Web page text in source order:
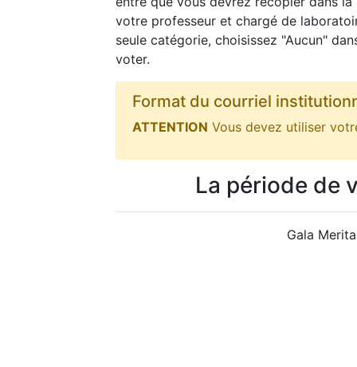
votre professeur et chargé de
seule catégorie, choisissez "Aucun"
voter.
Format du courriel
ATTENTION Vous devez utiliser
La période de
Gala